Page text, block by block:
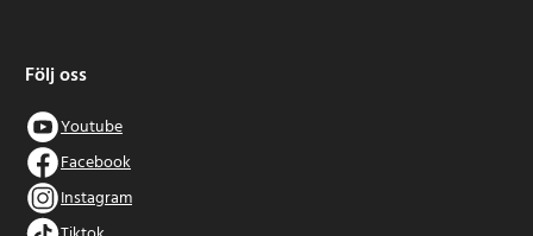
Följ oss
Youtube
Facebook
Instagram